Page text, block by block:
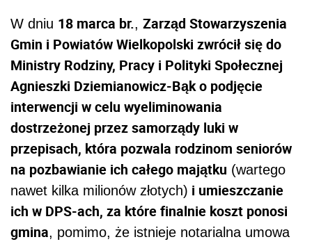
W dniu 18 marca br., Zarząd Stowarzyszenia
Gmin i Powiatów Wielkopolski zwrócił się do
Ministry Rodziny, Pracy i Polityki Społecznej
Agnieszki Dziemianowicz-Bąk o podjęcie
interwencji w celu wyeliminowania
dostrzeżonej przez samorządy luki w
przepisach, która pozwala rodzinom seniorów
na pozbawianie ich całego majątku (wartego
nawet kilka milionów złotych) i umieszczanie
ich w DPS-ach, za które finalnie koszt ponosi
gmina, pomimo, że istnieje notarialna umowa